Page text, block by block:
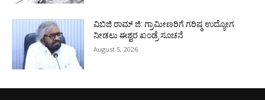
ವಿಬಿಜಿ ರಾಮ್ ಜಿ: ಗ್ರಾಮೀಣರಿಗೆ ಗರಿಷ್ಠ ಉದ್ಯೋಗ
ನೀಡಲು ಈಶ್ವರ ಖಂಡ್ರೆ ಸೂಚನೆ
August 5, 2026